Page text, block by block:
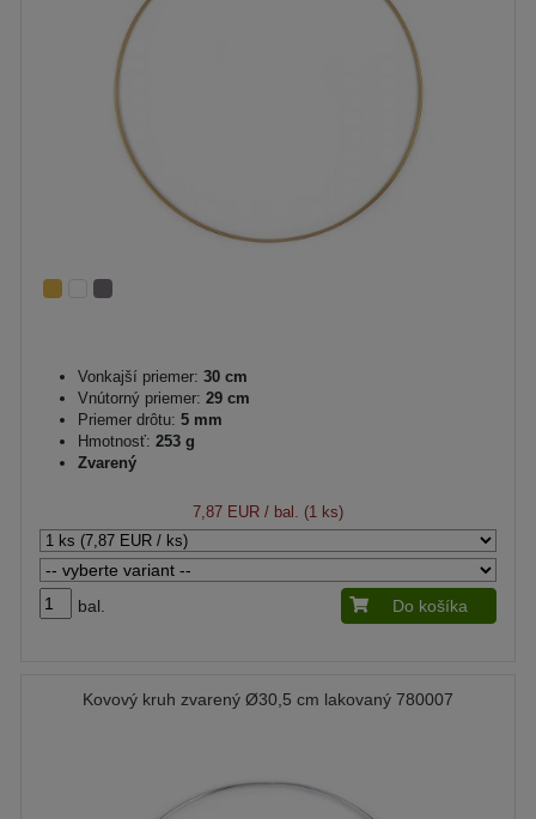
Vonkajší priemer: 30 cm
Vnútorný priemer: 29 cm
Priemer drôtu: 5 mm
Hmotnosť: 253 g
Zvarený
7,87 EUR / bal. (1 ks)
bal. Do košíka
Kovový kruh zvarený Ø30,5 cm lakovaný 780007